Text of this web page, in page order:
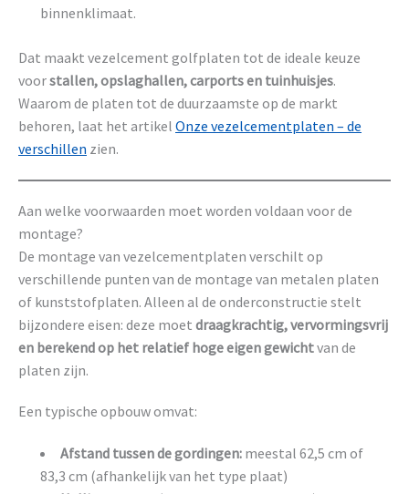
binnenklimaat.
Dat maakt vezelcement golfplaten tot de ideale keuze
voorstallen, opslaghallen, carports en tuinhuisjes.
Waarom de platen tot de duurzaamste op de markt
behoren, laat het artikel Onze vezelcementplaten – de
verschillen zien.
Aan welke voorwaarden moet worden voldaan voor de
montage?
De montage van vezelcementplaten verschilt op
verschillende punten van de montage van metalen platen
of kunststofplaten. Alleen al de onderconstructie stelt
bijzondere eisen: deze moet draagkrachtig, vervormingsvrij
en berekend op het relatief hoge eigen gewichtvan de
platen zijn.
Een typische opbouw omvat:
Afstand tussen de gordingen: meestal 62,5 cm of
83,3 cm (afhankelijk van het type plaat)